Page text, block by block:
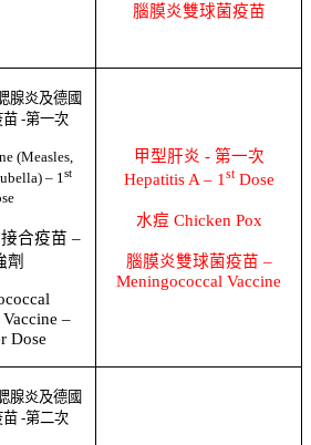
腦膜炎雙球菌疫苗
腺炎及德國
苗-第一次
(Measles,
– 1st
合疫苗 –
劑
–
Dose
甲型肝炎 - 第一次
Hepatitis A – 1 stDose
水痘 Chicken Pox
腦膜炎雙球菌疫苗 –
Meningococcal Vaccine
腺炎及德國
苗-第二次